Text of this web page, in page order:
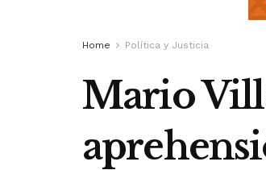
Home Política y Justicia
Mario